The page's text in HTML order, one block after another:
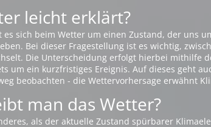
leicht erklärt?
es sich beim Wetter um einen Zustand, der uns
Bei dieser Fragestellung ist es wichtig,
Die Unterscheidung erfolgt hierbei mithilfe
um ein kurzfristiges Ereignis. Auf dieses geht
beobachten - die Wettervorhersage erwähnt
man das Wetter?
als der aktuelle Zustand spürbarer